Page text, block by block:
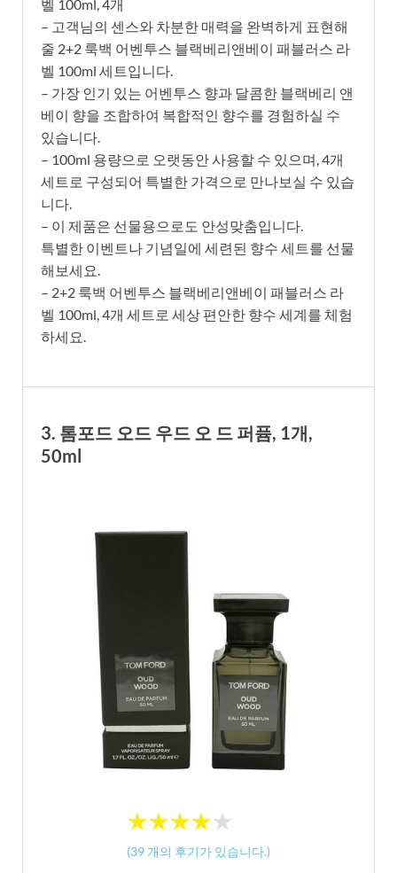
벨 100ml, 4개
– 고객님의 센스와 차분한 매력을 완벽하게 표현해
줄 2+2 룩백 어벤투스 블랙베리앤베이 패블러스 라
벨 100ml 세트입니다.
– 가장 인기 있는 어벤투스 향과 달콤한 블랙베리 앤
베이 향을 조합하여 복합적인 향수를 경험하실 수
있습니다.
– 100ml 용량으로 오랫동안 사용할 수 있으며, 4개
세트로 구성되어 특별한 가격으로 만나보실 수 있습
니다.
– 이 제품은 선물용으로도 안성맞춤입니다.
특별한 이벤트나 기념일에 세련된 향수 세트를 선물
해보세요.
– 2+2 룩백 어벤투스 블랙베리앤베이 패블러스 라
벨 100ml, 4개 세트로 세상 편안한 향수 세계를 체험
하세요.
3. 톰포드 오드 우드 오 드 퍼퓸, 1개,
50ml
★★★★★
★★★★★
(39 개의 후기가 있습니다.)